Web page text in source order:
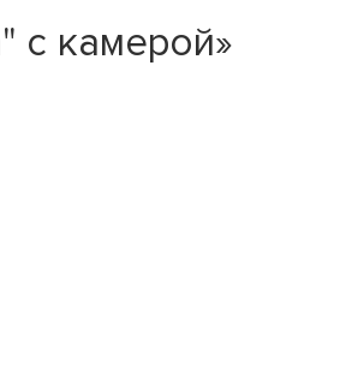
с камерой»